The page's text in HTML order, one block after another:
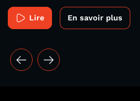
Lire En savoir plus